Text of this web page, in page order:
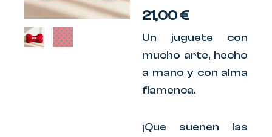
21,00 €
Un juguete con
mucho arte, hecho
a mano y con alma
flamenca.
¡Que suenen las